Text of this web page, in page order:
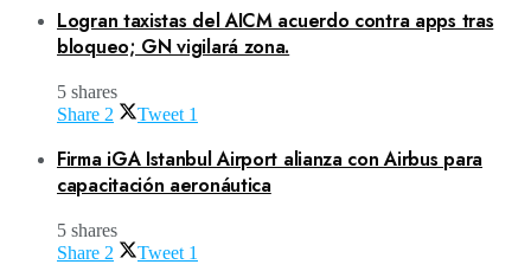
Logran taxistas del AICM acuerdo contra apps tras
bloqueo; GN vigilará zona.
5 shares
Share 2 Tweet 1
Firma iGA Istanbul Airport alianza con Airbus para
capacitación aeronáutica
5 shares
Share 2 Tweet 1